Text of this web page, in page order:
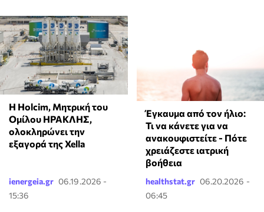
Η Holcim, Μητρική του
Ομίλου ΗΡΑΚΛΗΣ,
ολοκληρώνει την
εξαγορά της Xella
ienergeia.gr 06.19.2026 -
15:36
Έγκαυμα από τον ήλιο:
Τι να κάνετε για να
ανακουφιστείτε - Πότε
χρειάζεστε ιατρική
βοήθεια
healthstat.gr 06.20.2026 -
06:45